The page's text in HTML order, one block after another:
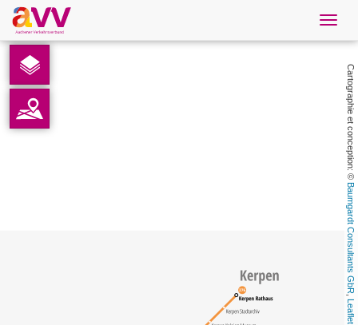
French
Téléchargements Cartographie et conception: ©
Baumgardt Consultants GbR
,
Leaflet